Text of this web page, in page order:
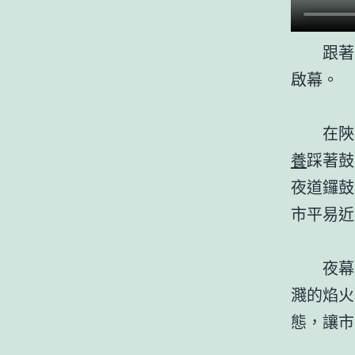
跟
啟幕。
在
養踩著
夜道鑼
市平易
夜
濺的焰
態，讓